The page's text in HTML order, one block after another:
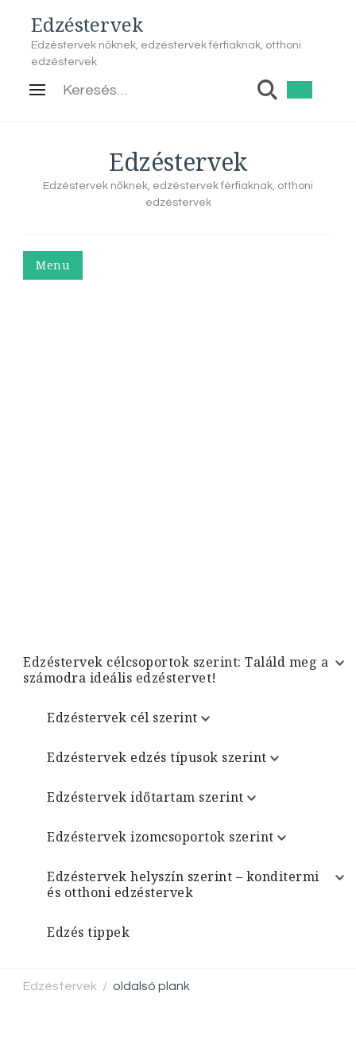
Edzéstervek
Edzéstervek nőknek, edzéstervek férfiaknak, otthoni
edzéstervek
Keresés:
Edzéstervek
Edzéstervek nőknek, edzéstervek férfiaknak, otthoni
edzéstervek
Menu
Edzéstervek célcsoportok szerint: Találd meg a
számodra ideális edzéstervet!
Edzéstervek cél szerint
Edzéstervek edzés típusok szerint
Edzéstervek időtartam szerint
Edzéstervek izomcsoportok szerint
Edzéstervek helyszín szerint – konditermi
és otthoni edzéstervek
Edzés tippek
Edzéstervek / oldalsó plank